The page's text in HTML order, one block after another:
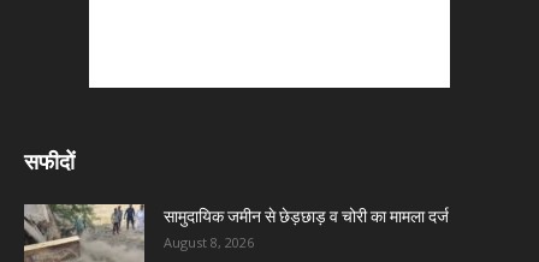
सफीदों
सामुदायिक जमीन से छेड़छाड़ व चोरी का मामला दर्ज
August 8, 2026